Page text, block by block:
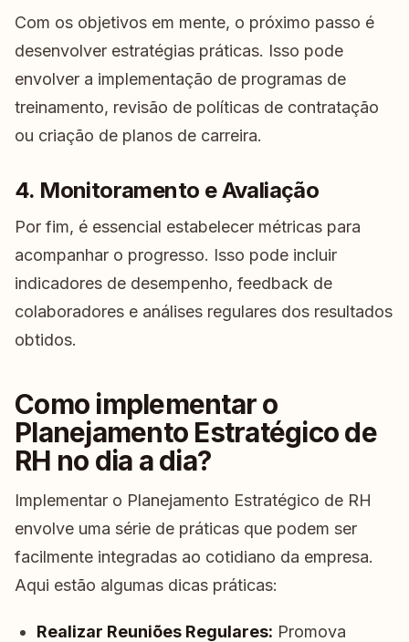
Com os objetivos em mente, o próximo passo é
desenvolver estratégias práticas. Isso pode
envolver a implementação de programas de
treinamento, revisão de políticas de contratação
ou criação de planos de carreira.
4. Monitoramento e Avaliação
Por fim, é essencial estabelecer métricas para
acompanhar o progresso. Isso pode incluir
indicadores de desempenho, feedback de
colaboradores e análises regulares dos resultados
obtidos.
Como implementar o
Planejamento Estratégico de
RH no dia a dia?
Implementar o Planejamento Estratégico de RH
envolve uma série de práticas que podem ser
facilmente integradas ao cotidiano da empresa.
Aqui estão algumas dicas práticas:
Realizar Reuniões Regulares: Promova